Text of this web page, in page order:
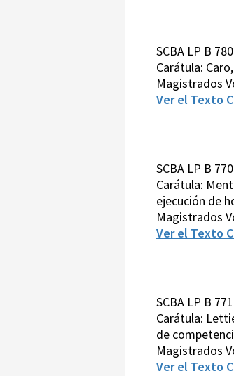
SCBA LP B
Carátula:
Magistrados
Ver el Texto
SCBA LP B
Carátula:
ejecución de
Magistrados
Ver el Texto
SCBA LP B
Carátula:
de
Magistrados
Ver el Texto